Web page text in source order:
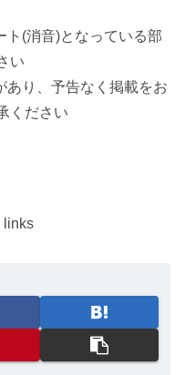
(消音)となっている部
い
り、予告なく掲載をお
ください
links